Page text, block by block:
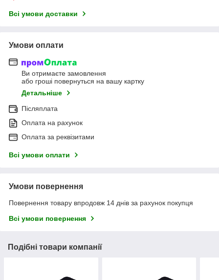
Всі умови доставки
Умови оплати
Ви отримаєте замовлення
або гроші повернуться на вашу картку
Детальніше
Післяплата
Оплата на рахунок
Оплата за реквізитами
Всі умови оплати
Умови повернення
Повернення товару впродовж 14 днів за рахунок покупця
Всі умови повернення
Подібні товари компанії